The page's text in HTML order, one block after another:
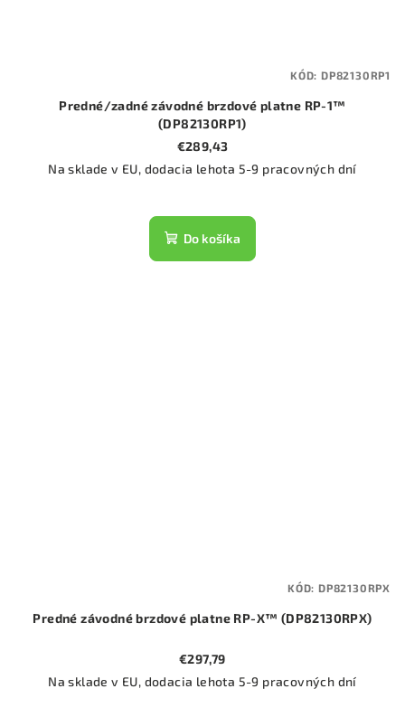
Predné/zadné závodné brzdové platne RP-1™
(DP82130RP1)
€289,43
Na sklade v EU, dodacia lehota 5-9 pracovných dní
Do košíka
KÓD: DP82130RP1
Predné závodné brzdové platne RP-X™ (DP82130RPX)
€297,79
Na sklade v EU, dodacia lehota 5-9 pracovných dní
KÓD: DP82130RPX